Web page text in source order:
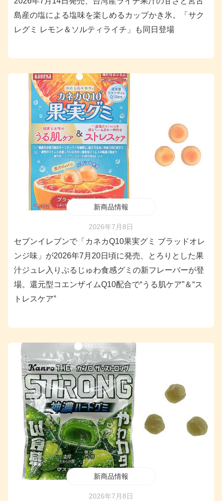
島産の塩による塩味を楽しめるカップかき氷。「サク
レグミ レモン＆ソルティライチ」も同日登場
新商品情報
2026年7月8日
セブンイレブンで「カネカQ10果実グミ ブラッドオレ
ンジ味」が2026年7月20日頃に発売、とろりとした果
汁ジュレ入りぷるじゅわ食感グミの新フレーバーが登
場。還元型コエンザイムQ10配合で“うる肌ケア”＆“ス
トレスケア”
新商品情報
2026年7月8日